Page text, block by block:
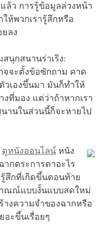
ล้ว การรู้ข้อมูลล่วงหน้า
ห้พวกเรารู้สึกหรือ
ลง
สนุกสนานร่าเริง:
จจะตั้งข้อซักถาม คาด
วเองขึ้นมา มันก็ทำให้
ที่มอง แต่ว่าถ้าหากเรา
านในส่วนนี้ก็จะหายไป
ดูหนังออนไลน์ หนัง
ากตระการตาอะไร
สึกที่เกิดขึ้นตอนท้าย
าณณ์แบบงั้นแบบสดใหม่
งความจำของฉากหรือ
อะขึ้นเรื่อยๆ